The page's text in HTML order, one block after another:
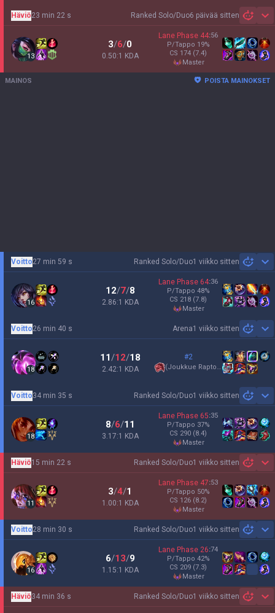
Ranked Solo/Duo6 päivää sitten
Häviö23 min 22 s
13
3/6/0
0.50:1 KDA
Lane Phase 44:56
P/Tappo 19%
CS 174 (7.4)
master
MAINOS POISTA MAINOKSET
Ranked Solo/Duo1 viikko sitten
Voitto27 min 59 s
16
12/7/8
2.86:1 KDA
Lane Phase 64:36
P/Tappo 48%
CS 218 (7.8)
master
Arena1 viikko sitten
Voitto26 min 40 s
18
11/12/18
2.42:1 KDA
#2
(Joukkue Raptorit )
Ranked Solo/Duo1 viikko sitten
Voitto34 min 35 s
18
8/6/11
3.17:1 KDA
Lane Phase 65:35
P/Tappo 37%
CS 290 (8.4)
master
Ranked Solo/Duo1 viikko sitten
Häviö15 min 22 s
11
3/4/1
1.00:1 KDA
Lane Phase 47:53
P/Tappo 50%
CS 126 (8.2)
master
Ranked Solo/Duo1 viikko sitten
Voitto28 min 30 s
16
6/13/9
1.15:1 KDA
Lane Phase 26:74
P/Tappo 42%
CS 209 (7.3)
master
Ranked Solo/Duo1 viikko sitten
Häviö34 min 36 s